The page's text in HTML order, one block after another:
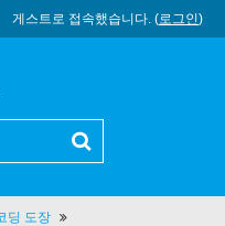
게스트로 접속했습니다. (로그인)
딩 도장